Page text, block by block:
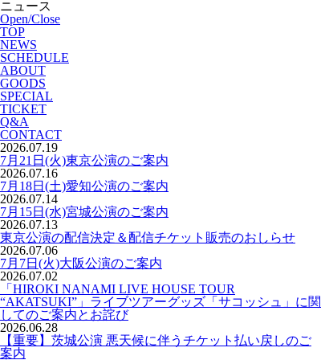
ニュース
Open/Close
TOP
NEWS
SCHEDULE
ABOUT
GOODS
SPECIAL
TICKET
Q&A
CONTACT
2026.07.19
7月21日(火)東京公演のご案内
2026.07.16
7月18日(土)愛知公演のご案内
2026.07.14
7月15日(水)宮城公演のご案内
2026.07.13
東京公演の配信決定＆配信チケット販売のおしらせ
2026.07.06
7月7日(火)大阪公演のご案内
2026.07.02
「HIROKI NANAMI LIVE HOUSE TOUR
“AKATSUKI”」ライブツアーグッズ「サコッシュ」に関
してのご案内とお詫び
2026.06.28
【重要】茨城公演 悪天候に伴うチケット払い戻しのご
案内